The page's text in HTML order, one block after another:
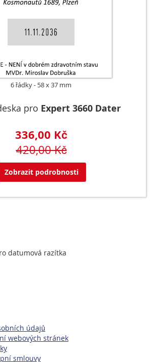
6 řádky 58 x 37 mm
pro Expert 3660 Dater
336,00 Kč
420,00 Kč
Zobrazit podrobnosti
datumová razítka
údajů
webových stránek
smlouvy